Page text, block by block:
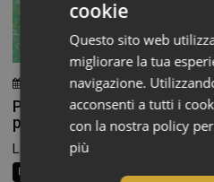
3 Agosto 2026 Chiara Verlato
Piedi morbidi e talloni
parte dal basso
La routine di bellezza non finisce
Beauty News
cookie
Questo sito web
migliorare la tua
navigazione.
acconsenti a tutti i
con la nostra policy
più